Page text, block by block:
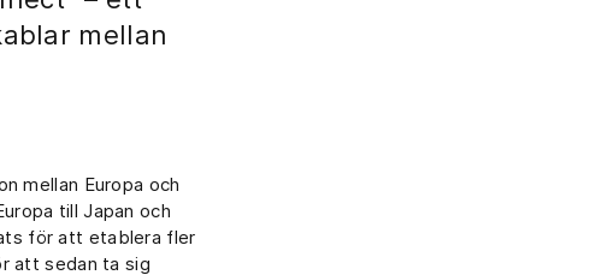
mellan
mellan Europa och
till Japan och
för att etablera fler
att sedan ta sig